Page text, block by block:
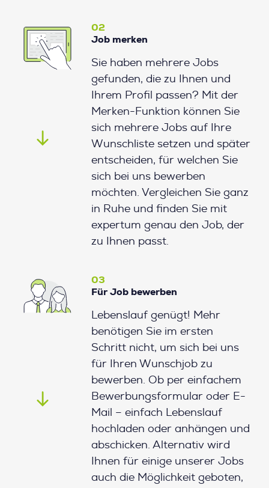
02
Job merken
Sie haben mehrere Jobs
gefunden, die zu Ihnen und
Ihrem Profil passen? Mit der
Merken-Funktion können Sie
sich mehrere Jobs auf Ihre
Wunschliste setzen und später
entscheiden, für welchen Sie
sich bei uns bewerben
möchten. Vergleichen Sie ganz
in Ruhe und finden Sie mit
expertum genau den Job, der
zu Ihnen passt.
03
Für Job bewerben
Lebenslauf genügt! Mehr
benötigen Sie im ersten
Schritt nicht, um sich bei uns
für Ihren Wunschjob zu
bewerben. Ob per einfachem
Bewerbungsformular oder E-
Mail – einfach Lebenslauf
hochladen oder anhängen und
abschicken. Alternativ wird
Ihnen für einige unserer Jobs
auch die Möglichkeit geboten,